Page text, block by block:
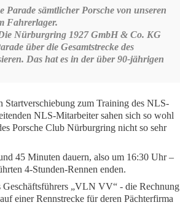
sämtlicher Porsche von unseren
Fahrerlager.
Nürburgring 1927 GmbH & Co. KG
über die Gesamtstrecke des
Das hat es in der über 90-jährigen
Startverschiebung zum Training des NLS-
NLS-Mitarbeiter sahen sich so wohl
Porsche Club Nürburgring nicht so sehr
45 Minuten dauern, also um 16:30 Uhr –
4-Stunden-Rennen enden.
Geschäftsführers „VLN VV“ - die Rechnung
einer Rennstrecke für deren Pächterfirma